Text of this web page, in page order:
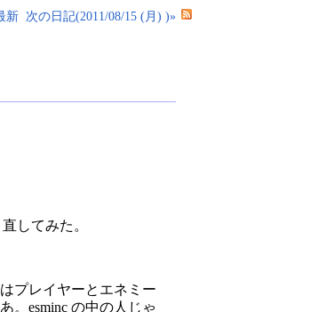
新 次の日記(2011/08/15 (月) )»
してみた。
プレイヤーとエネミー
。esminc の中の人じゃ